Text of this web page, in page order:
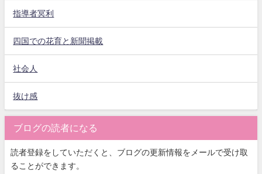
指導者冥利
四国での花育と新聞掲載
社会人
抜け感
ブログの読者になる
読者登録をしていただくと、ブログの更新情報をメールで受け取
ることができます。